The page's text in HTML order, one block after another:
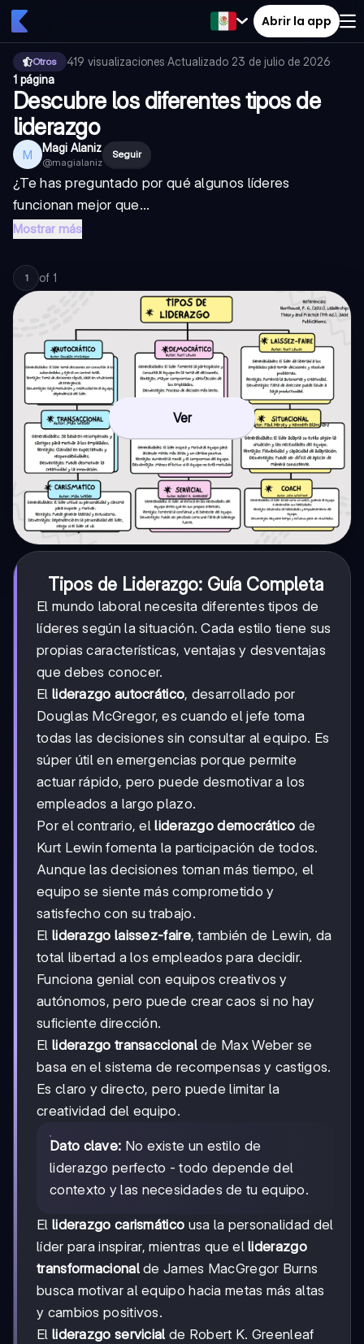
Abrir la app
Otros 419 visualizaciones·Actualizado 23 de julio de 2026·
1 página
Descubre los diferentes tipos de
liderazgo
M Magi Alaniz
@magialaniz
Seguir
¿Te has preguntado por qué algunos líderes
funcionan mejor que...
Mostrar más
1 of 1
Ver
Tipos de Liderazgo: Guía Completa
El mundo laboral necesita diferentes tipos de
líderes según la situación. Cada estilo tiene sus
propias características, ventajas y desventajas
que debes conocer.
El liderazgo autocrático, desarrollado por
Douglas McGregor, es cuando el jefe toma
todas las decisiones sin consultar al equipo. Es
súper útil en emergencias porque permite
actuar rápido, pero puede desmotivar a los
empleados a largo plazo.
Por el contrario, elliderazgo democrático de
Kurt Lewin fomenta la participación de todos.
Aunque las decisiones toman más tiempo, el
equipo se siente más comprometido y
satisfecho con su trabajo.
El liderazgo laissez-faire, también de Lewin, da
total libertad a los empleados para decidir.
Funciona genial con equipos creativos y
autónomos, pero puede crear caos si no hay
suficiente dirección.
El liderazgo transaccionalde Max Weber se
basa en el sistema de recompensas y castigos.
Es claro y directo, pero puede limitar la
creatividad del equipo.
Dato clave: No existe un estilo de
liderazgo perfecto - todo depende del
contexto y las necesidades de tu equipo.
El liderazgo carismático usa la personalidad del
líder para inspirar, mientras que elliderazgo
transformacionalde James MacGregor Burns
busca motivar al equipo hacia metas más altas
y cambios positivos.
El liderazgo servicial de Robert K. Greenleaf